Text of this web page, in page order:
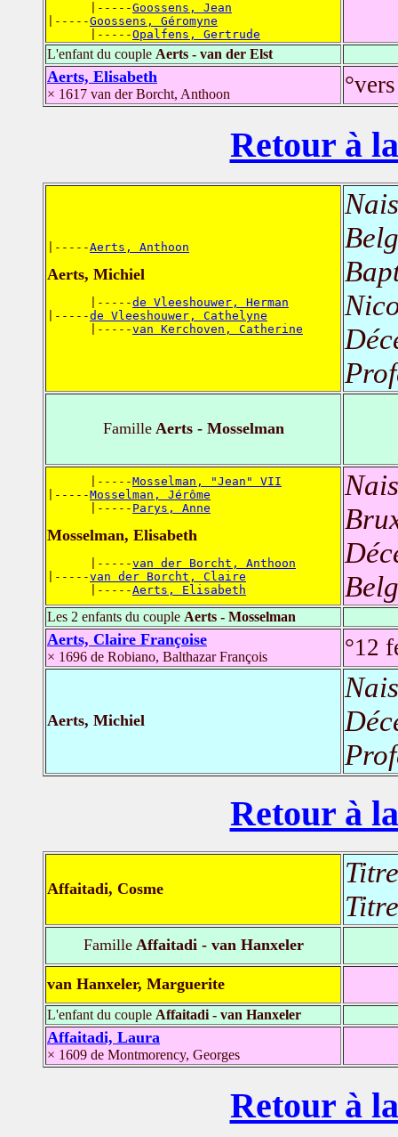
      |-----
Goossens, Jean
|-----Goossens, Géromyne
      |-----
Opalfens, Gertrude
L'enfant du couple Aerts - van der Elst
Aerts, Elisabeth
× 1617 van der Borcht, Anthoon
Retour à
|-----Aerts, Anthoon
Aerts, Michiel
      |-----
de Vleeshouwer, Herman
|-----de Vleeshouwer, Cathelyne
      |-----
van Kerchoven, Catherine
FamilleAerts - Mosselman
      |-----
Mosselman, "Jean" VII
|-----Mosselman, Jérôme
      |-----
Parys, Anne
Mosselman, Elisabeth
      |-----
van der Borcht, Anthoon
|-----van der Borcht, Claire
      |-----
Aerts, Elisabeth
Les 2 enfants du couple Aerts - Mosselman
Aerts, Claire Françoise
× 1696 de Robiano, Balthazar François °12
Aerts, Michiel
Retour à
Affaitadi, Cosme
FamilleAffaitadi - van Hanxeler
van Hanxeler, Marguerite
L'enfant du couple Affaitadi - van Hanxeler
Affaitadi, Laura
× 1609 de Montmorency, Georges
Retour à